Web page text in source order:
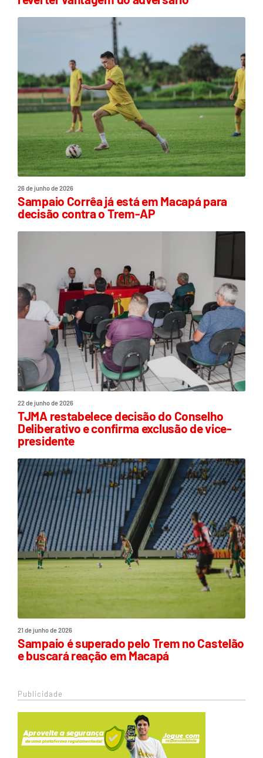
26 de junho de 2026
Sampaio Corrêa já está em Macapá para
decisão contra o Trem-AP
22 de junho de 2026
TJMA restabelece decisão do Conselho
Deliberativo e confirma exclusão de vice-
presidente
21 de junho de 2026
Sampaio é superado pelo Trem no Castelão
e buscará reação em Macapá
Publicidade